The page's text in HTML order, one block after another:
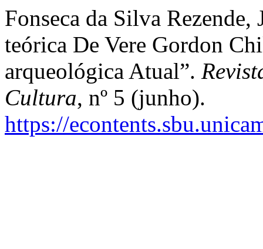
Fonseca da Silva
teórica De Vere Gordon
arqueológica Atual”.
Cultura, nº 5 (junho).
https://